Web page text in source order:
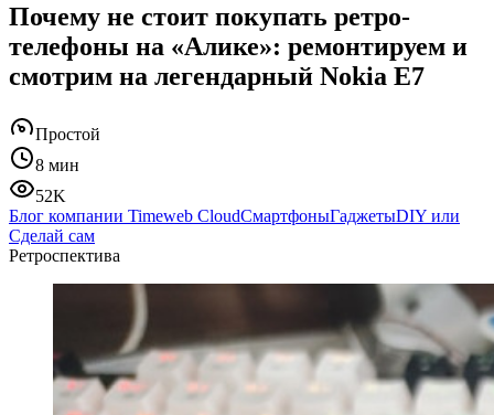
Почему не стоит покупать ретро-
телефоны на «Алике»: ремонтируем и
смотрим на легендарный Nokia E7
Простой
8 мин
52K
Блог компании Timeweb CloudСмартфоныГаджетыDIY или
Сделай сам
Ретроспектива